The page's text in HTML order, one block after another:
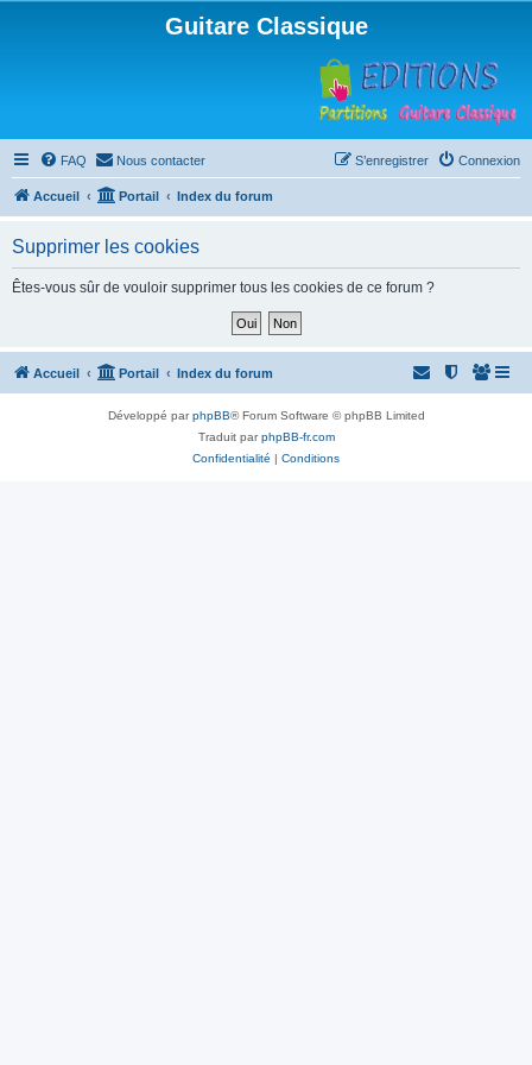
Guitare Classique
FAQ Nous contacter Connexion
S’enregistrer
Accueil Portail Index du forum
Supprimer les cookies
Êtes-vous sûr de vouloir supprimer tous les cookies de ce forum ?
Accueil Portail Index du forum
Développé parphpBB® Forum Software © phpBB Limited
Traduit parphpBB-fr.com
Confidentialité | Conditions